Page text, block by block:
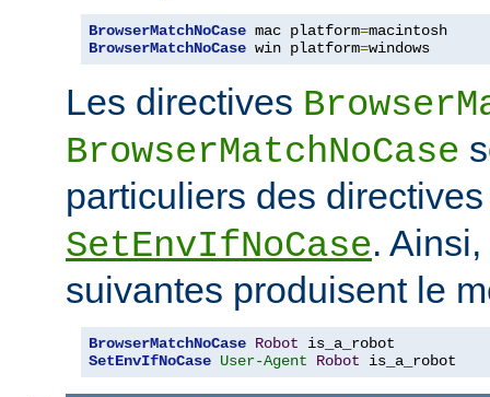
BrowserMatchNoCase mac platform=
BrowserMatchNoCase win platform=windows
Les directives
BrowserMatchNoCase
particuliers des
SetEnvIfNoCase.
suivantes produisent le
BrowserMatchNoCase Robot
SetEnvIfNoCase User-Agent Robot is_a_robot